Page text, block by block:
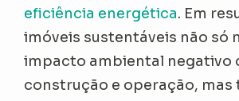
eficiência energética. Em
imóveis sustentáveis não só
impacto ambiental negativo
construção e operação, mas